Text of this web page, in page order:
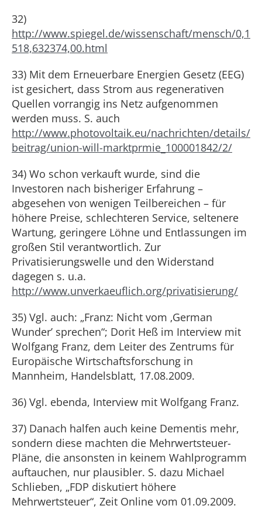
32)
http://www.spiegel.de/wissenschaft/mensch/0,1
518,632374,00.html
33) Mit dem Erneuerbare Energien Gesetz (EEG)
ist gesichert, dass Strom aus regenerativen
Quellen vorrangig ins Netz aufgenommen
werden muss. S. auch
http://www.photovoltaik.eu/nachrichten/details/
beitrag/union-will-marktprmie_100001842/2/
34) Wo schon verkauft wurde, sind die
Investoren nach bisheriger Erfahrung –
abgesehen von wenigen Teilbereichen – für
höhere Preise, schlechteren Service, seltenere
Wartung, geringere Löhne und Entlassungen im
großen Stil verantwortlich. Zur
Privatisierungswelle und den Widerstand
dagegen s. u.a.
http://www.unverkaeuflich.org/privatisierung/
35) Vgl. auch: „Franz: Nicht vom ‚German
Wunder’ sprechen“; Dorit Heß im Interview mit
Wolfgang Franz, dem Leiter des Zentrums für
Europäische Wirtschaftsforschung in
Mannheim, Handelsblatt, 17.08.2009.
36) Vgl. ebenda, Interview mit Wolfgang Franz.
37) Danach halfen auch keine Dementis mehr,
sondern diese machten die Mehrwertsteuer-
Pläne, die ansonsten in keinem Wahlprogramm
auftauchen, nur plausibler. S. dazu Michael
Schlieben, „FDP diskutiert höhere
Mehrwertsteuer“, Zeit Online vom 01.09.2009.